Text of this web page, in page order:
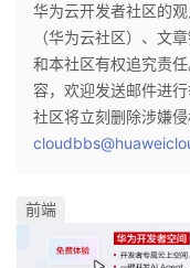
华为云开发者社区的
（华为云社区）、文
和本社区有权追究责
容，欢迎发送邮件进
社区将立刻删除涉嫌侵
前端